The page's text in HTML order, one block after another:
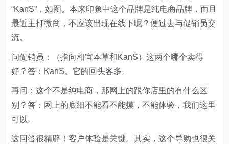
“KanS”，如图。本来印象中这个品牌是纯电商品牌，而且
最近主打微商，不应该出现在线下呢？便过去与促销员交
流。
问促销员：（指向相宜本草和KanS）这两个哪个卖得
好？答：KanS。它的回头客多。
再问：这个不是纯电商，那网上的跟你店里的有什么区
别？答：网上的底细不能看不能摸，不能体验，我们这里
可以。
这回答很精辟！客户体验是关键。其实，这个导购也很关